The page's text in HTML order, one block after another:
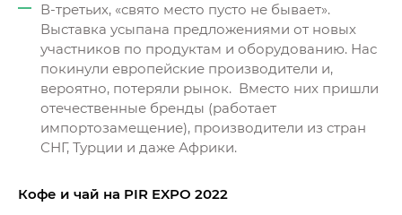
В-третьих, «свято место пусто не бывает».
Выставка усыпана предложениями от новых
участников по продуктам и оборудованию. Нас
покинули европейские производители и,
вероятно, потеряли рынок. Вместо них пришли
отечественные бренды (работает
импортозамещение), производители из стран
СНГ, Турции и даже Африки.
Кофе и чай на PIR EXPO 2022